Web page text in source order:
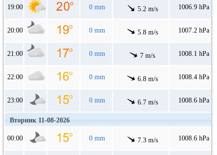
19:00 0 mm 5.2 m/s 1006.9 hPa
20:00 0 mm 5.8 m/s 1007.2 hPa
21:00 0 mm 7 m/s 1008.1 hPa
22:00 0 mm 6.8 m/s 1008.4 hPa
23:00 0 mm 6.7 m/s 1008.6 hPa
Вторник 11-08-2026
00:00 0 mm 7.3 m/s 1008.6 hPa